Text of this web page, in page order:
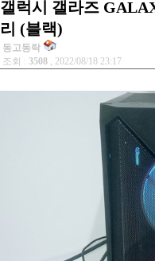
갤럭시 갤라즈
리 (블랙)
동고동락
조회 : 3508 , 2022/08/18 23:17